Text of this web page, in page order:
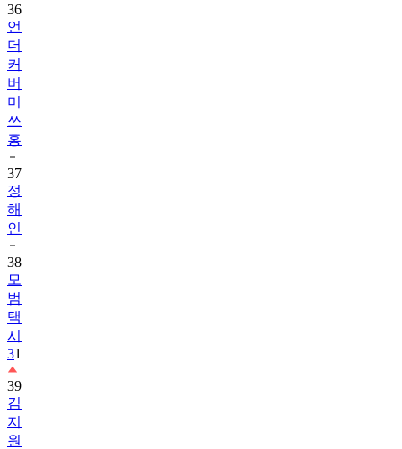
36
언
더
커
버
미
쓰
홍
37
정
해
인
38
모
범
택
시
31
39
김
지
원